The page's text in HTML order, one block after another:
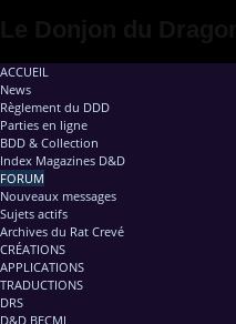
ACCUEIL
News
Règlement du DDD
Parties en ligne
BDD & Collection
Index Magazines D&D
FORUM
Nouveaux messages
Sujets actifs
Archives du Rat Crevé
CRÉATIONS
APPLICATIONS
TRADUCTIONS
DRS
D&D BECMI